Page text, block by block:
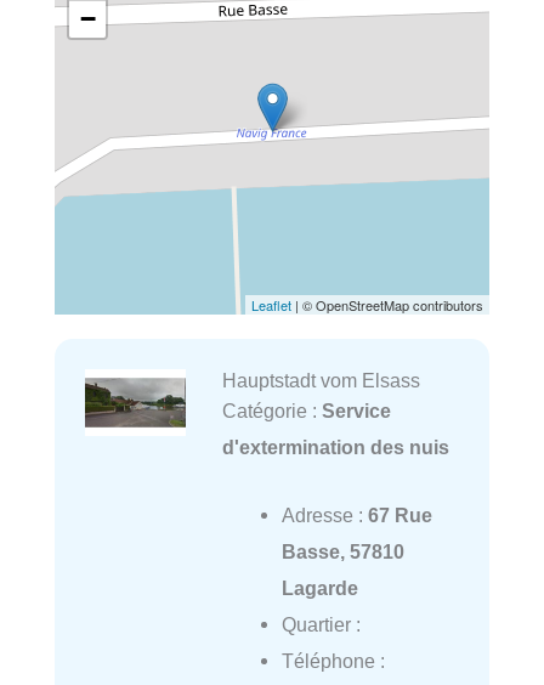
−
Leaflet | © OpenStreetMap contributors
Hauptstadt vom Elsass
Catégorie : Service
d'extermination des nuis
Adresse : 67 Rue
Basse, 57810
Lagarde
Quartier :
Téléphone :